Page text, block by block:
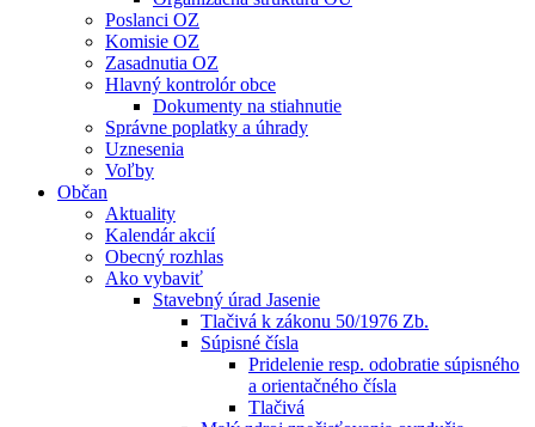
Poslanci OZ
Komisie OZ
Zasadnutia OZ
Hlavný kontrolór obce
Dokumenty na stiahnutie
Správne poplatky a úhrady
Uznesenia
Voľby
Občan
Aktuality
Kalendár akcií
Obecný rozhlas
Ako vybaviť
Stavebný úrad Jasenie
Tlačivá k zákonu 50/1976 Zb.
Súpisné čísla
Pridelenie resp. odobratie súpisného
a orientačného čísla
Tlačivá